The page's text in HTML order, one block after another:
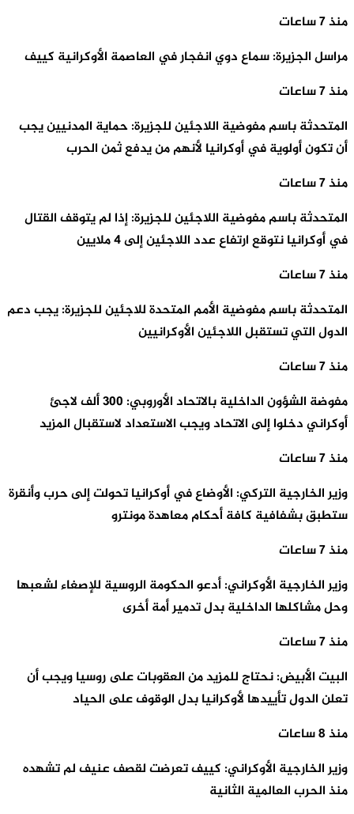
منذ 7 ساعات
مراسل الجزيرة: سماع دوي انفجار في العاصمة الأوكرانية كييف
منذ 7 ساعات
المتحدثة باسم مفوضية اللاجئين للجزيرة: حماية المدنيين يجب
أن تكون أولوية في أوكرانيا لأنهم من يدفع ثمن الحرب
منذ 7 ساعات
المتحدثة باسم مفوضية اللاجئين للجزيرة: إذا لم يتوقف القتال
في أوكرانيا نتوقع ارتفاع عدد اللاجئين إلى 4 ملايين
منذ 7 ساعات
المتحدثة باسم مفوضية الأمم المتحدة للاجئين للجزيرة: يجب دعم
الدول التي تستقبل اللاجئين الأوكرانيين
منذ 7 ساعات
مفوضة الشؤون الداخلية بالاتحاد الأوروبي: 300 ألف لاجئ
أوكراني دخلوا إلى الاتحاد ويجب الاستعداد لاستقبال المزيد
منذ 7 ساعات
وزير الخارجية التركي: الأوضاع في أوكرانيا تحولت إلى حرب وأنقرة
ستطبق بشفافية كافة أحكام معاهدة مونترو
منذ 7 ساعات
وزير الخارجية الأوكراني: أدعو الحكومة الروسية للإصغاء لشعبها
وحل مشاكلها الداخلية بدل تدمير أمة أخرى
منذ 7 ساعات
البيت الأبيض: نحتاج للمزيد من العقوبات على روسيا ويجب أن
تعلن الدول تأييدها لأوكرانيا بدل الوقوف على الحياد
منذ 8 ساعات
وزير الخارجية الأوكراني: كييف تعرضت لقصف عنيف لم تشهده
منذ الحرب العالمية الثانية